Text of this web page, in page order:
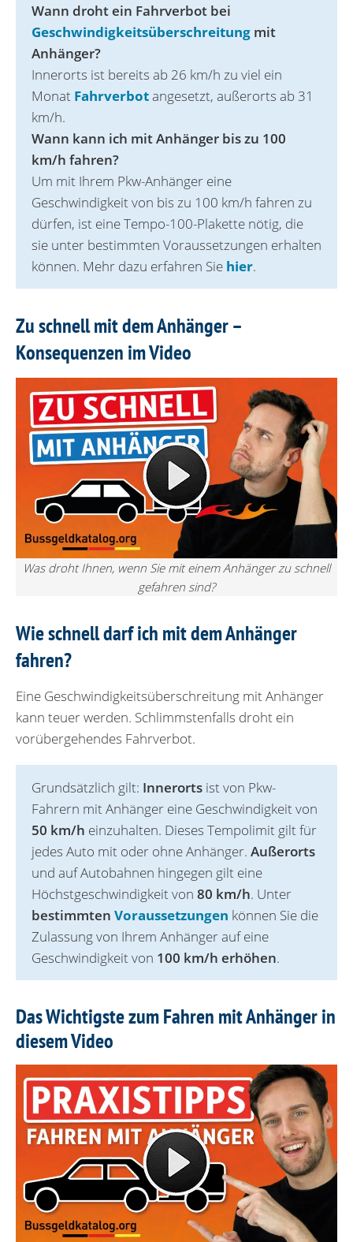
Wann droht ein Fahrverbot bei
Geschwindigkeitsüberschreitung mit
Anhänger?
Innerorts ist bereits ab 26 km/h zu viel ein
Monat Fahrverbotangesetzt, außerorts ab 31
km/h.
Wann kann ich mit Anhänger bis zu 100
km/h fahren?
Um mit Ihrem Pkw-Anhänger eine
Geschwindigkeit von bis zu 100 km/h fahren zu
dürfen, ist eine Tempo-100-Plakette nötig, die
sie unter bestimmten Voraussetzungen erhalten
können. Mehr dazu erfahren Sie hier.
Zu schnell mit dem Anhänger –
Konsequenzen im Video
Was droht Ihnen, wenn Sie mit einem Anhänger zu schnell
gefahren sind?
Wie schnell darf ich mit dem Anhänger
fahren?
Eine Geschwindigkeitsüberschreitung mit Anhänger
kann teuer werden. Schlimmstenfalls droht ein
vorübergehendes Fahrverbot.
Grundsätzlich gilt: Innerorts ist von Pkw-
Fahrern mit Anhänger eine Geschwindigkeit von
50 km/h einzuhalten. Dieses Tempolimit gilt für
jedes Auto mit oder ohne Anhänger. Außerorts
und auf Autobahnen hingegen gilt eine
Höchstgeschwindigkeit von 80 km/h. Unter
bestimmten Voraussetzungen können Sie die
Zulassung von Ihrem Anhänger auf eine
Geschwindigkeit von 100 km/h erhöhen.
Das Wichtigste zum Fahren mit Anhänger in
diesem Video